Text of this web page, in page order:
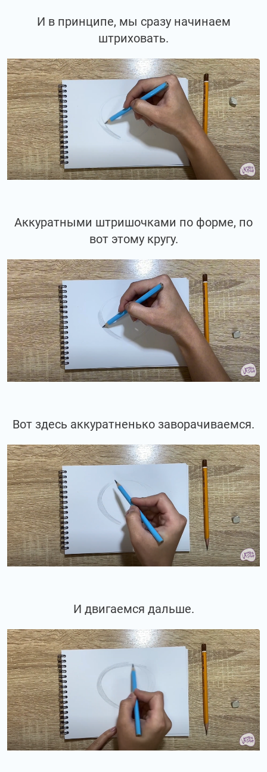
И в принципе, мы сразу начинаем
штриховать.
Аккуратными штришочками по форме, по
вот этому кругу.
Вот здесь аккуратненько заворачиваемся.
И двигаемся дальше.